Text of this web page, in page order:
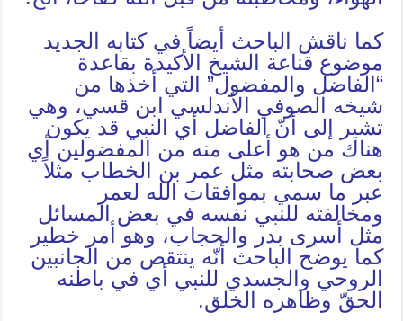
كما ناقش الباحث أيضاً في كتابه الجديد
موضوع قناعة الشيخ الأكيدة بقاعدة
“الفاضل والمفضول” التي أخذها من
شيخه الصوفي الأندلسي ابن قسي، وهي
تشير إلى أنّ الفاضل أي النبي قد يكون
هناك من هو أعلى منه من المفضولين أي
بعض صحابته مثل عمر بن الخطاب مثلاً
عبر ما سمي بموافقات الله لعمر
ومخالفته للنبي نفسه في بعض المسائل
مثل أسرى بدر والحجاب، وهو أمر خطير
كما يوضح الباحث أنّه ينتقص من الجانبين
الروحي والجسدي للنبي أي في باطنه
الحقّ وظاهره الخلق.